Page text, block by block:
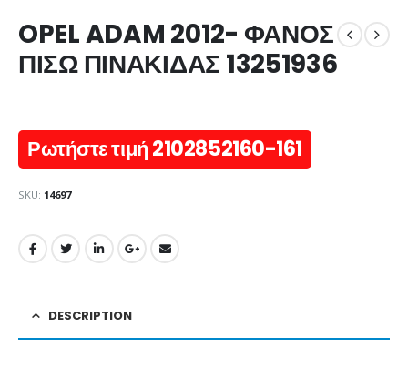
OPEL ADAM 2012- ΦΑΝΟΣ
ΠΙΣΩ ΠΙΝΑΚΙΔΑΣ 13251936
Ρωτήστε τιμή 2102852160-161
SKU: 14697
DESCRIPTION